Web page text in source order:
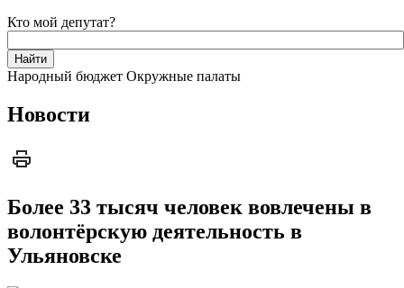
Кто мой депутат?
Народный бюджет Окружные палаты
Новости
Более 33 тысяч человек вовлечены в
волонтёрскую деятельность в
Ульяновске